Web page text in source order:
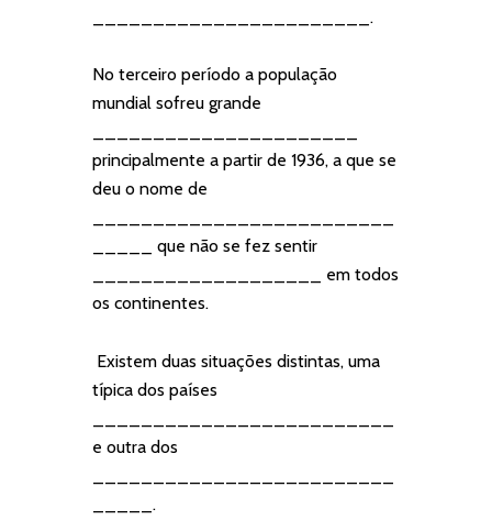
_______________________.
No terceiro período a população
mundial sofreu grande
principalmente a partir de 1936, a que se
deu o nome de
_____ que não se fez sentir
___________________ em todos
os continentes.
Existem duas situações distintas, uma
típica dos países
e outra dos
_____.